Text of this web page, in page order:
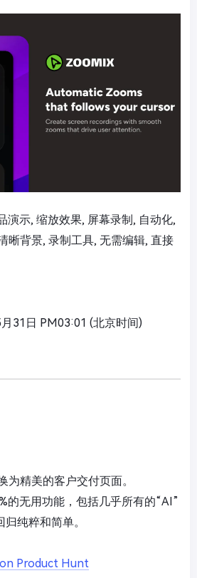
演示, 缩放效果, 屏幕录制, 自动化,
晰背景, 录制工具, 无需编辑, 直接
月31日 PM03:01 (北京时间)
为精美的客户交付页面。
的无用功能，包括几乎所有的“AI”
纯粹和简单。
Product Hunt